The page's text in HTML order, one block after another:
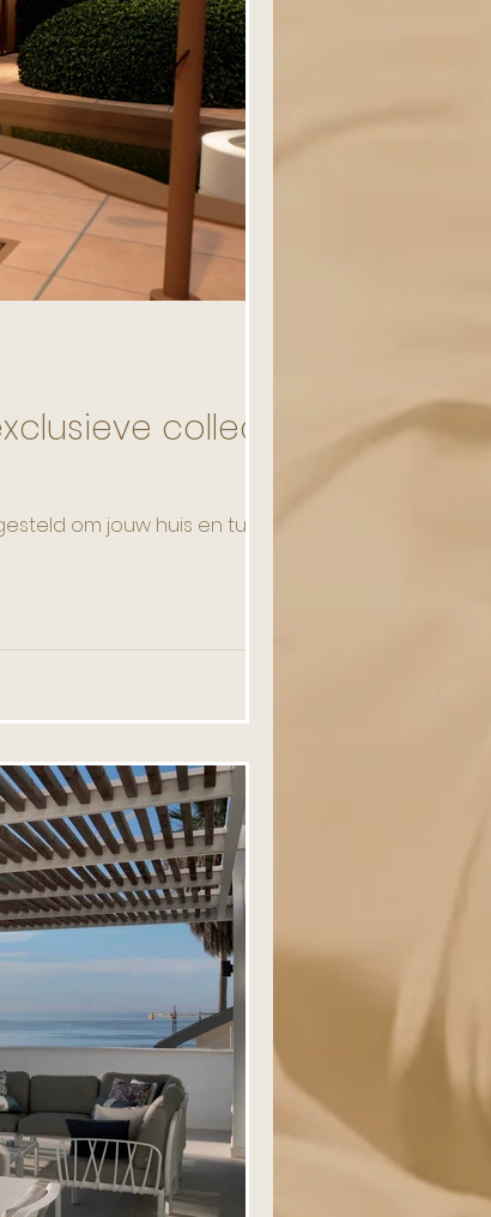
Objecten
collectie
om jouw huis en tuin om